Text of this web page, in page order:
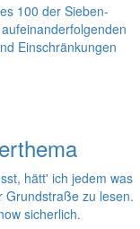
100 der Sieben-
Einschränkungen
hätt' ich jedem was
Grundstraße zu lesen.
sicherlich.